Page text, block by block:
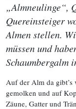
„Almneulinge“,
Quereinsteiger
Almen stellen.
müssen und
Schaumbergalm
Auf der Alm da gibt’s
gemolken und auf
Zäune, Gatter und